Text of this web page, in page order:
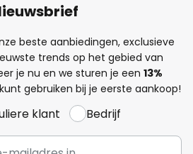
beste aanbiedingen, exclusieve
trends op het gebied van
je nu en we sturen je een 13%
gebruiken bij je eerste aankoop!
klant Bedrijf